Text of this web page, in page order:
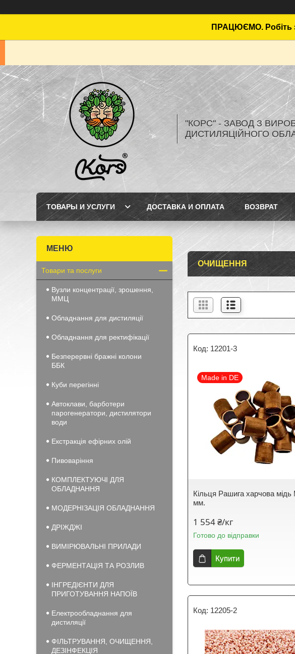
ПРАЦЮЄМО. Робіть
"КОРС" - ЗАВОД З
ДИСТИЛЯЦІЙНОГО
ТОВАРЫ И УСЛУГИ ДОСТАВКА И ОПЛАТА ВОЗВРАТ
ОЧИЩЕННЯ
12201-3
Made in DE
Кільця Рашига харчова
мм.
1 554 ₴/кг
Готово до відправки
Купити
12205-2
Товари та послуги
Вузли концентрації, зрошення,
ММЦ
Обладнання для дистиляції
Обладнання для ректифікації
Безперервні бражні колони
ББК
Куби перегінні
Автоклави, барботери
парогенератори, дистилятори
води
Екстракція ефірних олій
Пивоваріння
КОМПЛЕКТУЮЧІ ДЛЯ
ОБЛАДНАННЯ
МОДЕРНІЗАЦІЯ ОБЛАДНАННЯ
ДРІЖДЖІ
ВИМІРЮВАЛЬНІ ПРИЛАДИ
ФЕРМЕНТАЦІЯ ТА РОЗЛИВ
ІНГРЕДІЄНТИ ДЛЯ
ПРИГОТУВАННЯ НАПОЇВ
Електрообладнання для
дистиляції
ФІЛЬТРУВАННЯ, ОЧИЩЕННЯ,
ДЕЗІНФЕКЦІЯ